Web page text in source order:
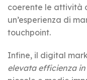
coerente le attività
un’esperienza di
touchpoint.
Infine, il digital
elevata efficienza